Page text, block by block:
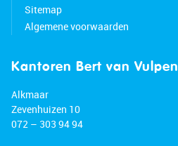
Sitemap
Algemene voorwaarden
Kantoren Bert van Vulpen
Alkmaar
Zevenhuizen 10
072 – 303 94 94